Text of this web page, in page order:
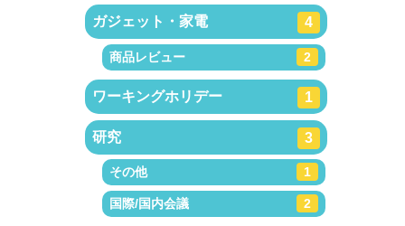
ガジェット・家電 4
商品レビュー 2
ワーキングホリデー 1
研究 3
その他 1
国際/国内会議 2